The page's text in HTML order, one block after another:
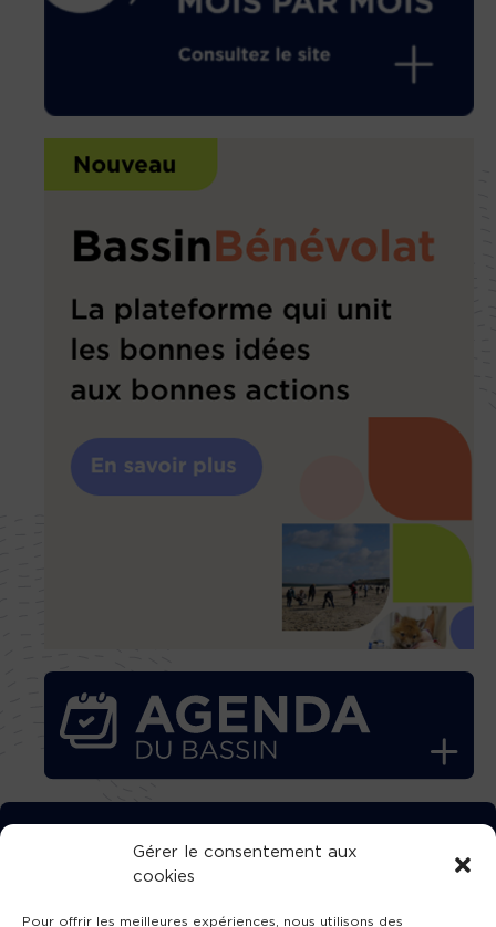
Gérer le consentement aux
cookies
Pour offrir les meilleures expériences, nous utilisons des
TÉLÉCHARGEZ GRATUITEMENT
L’APPLICATION TVBA !